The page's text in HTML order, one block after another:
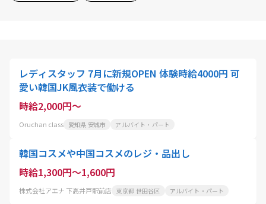
レディスタッフ 7月に新規OPEN 体験時給4000円 可
愛い韓国JK風衣装で働ける
時給2,000円～
Oruchan class 愛知県 安城市 アルバイト・パート
韓国コスメや中国コスメのレジ・品出し
時給1,300円～1,600円
株式会社アエナ 下高井戸駅前店 東京都 世田谷区 アルバイト・パート